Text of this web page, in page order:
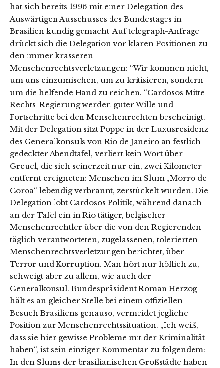
hat sich bereits 1996 mit einer Delegation des
Auswärtigen Ausschusses des Bundestages in
Brasilien kundig gemacht. Auf telegraph-Anfrage
drückt sich die Delegation vor klaren Positionen zu
den immer krasseren
Menschenrechtsverletzungen: “Wir kommen nicht,
um uns einzumischen, um zu kritisieren, sondern
um die helfende Hand zu reichen. “Cardosos Mitte-
Rechts-Regierung werden guter Wille und
Fortschritte bei den Menschenrechten bescheinigt.
Mit der Delegation sitzt Poppe in der Luxusresidenz
des Generalkonsuls von Rio de Janeiro an festlich
gedeckter Abendtafel, verliert kein Wort über
Greuel, die sich seinerzeit nur ein, zwei Kilometer
entfernt ereigneten: Menschen im Slum „Morro de
Coroa“ lebendig verbrannt, zerstückelt wurden. Die
Delegation lobt Cardosos Politik, während danach
an der Tafel ein in Rio tätiger, belgischer
Menschenrechtler über die von den Regierenden
täglich verantworteten, zugelassenen, tolerierten
Menschenrechtsverletzungen berichtet, über
Terror und Korruption. Man hört nur höflich zu,
schweigt aber zu allem, wie auch der
Generalkonsul. Bundespräsident Roman Herzog
hält es an gleicher Stelle bei einem offiziellen
Besuch Brasiliens genauso, vermeidet jegliche
Position zur Menschenrechtssituation. „Ich weiß,
dass sie hier gewisse Probleme mit der Kriminalität
haben“, ist sein einziger Kommentar zu folgendem:
In den Slums der brasilianischen Großstädte haben